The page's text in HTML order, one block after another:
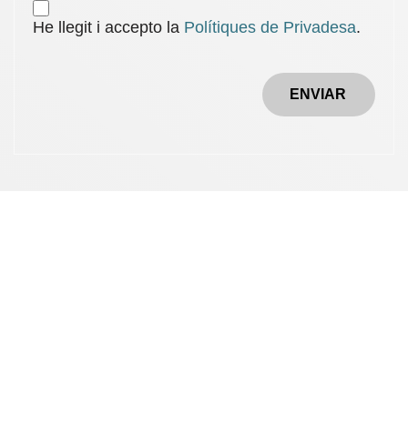
He llegit i accepto la Polítiques de Privadesa.
ENVIAR